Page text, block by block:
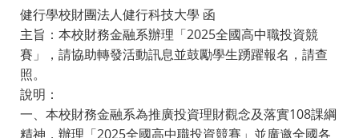
健行學校財團法人健行科技大學 函
主旨：本校財務金融系辦理「2025全國高中職投資競
賽」，請協助轉發活動訊息並鼓勵學生踴躍報名，請查
照。
說明：
一、本校財務金融系為推廣投資理財觀念及落實108課綱
精神，辦理「2025全國高中職投資競賽」並廣邀全國各